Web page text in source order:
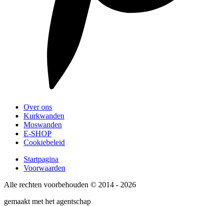
Over ons
Kurkwanden
Moswanden
E-SHOP
Cookiebeleid
Startpagina
Voorwaarden
Alle rechten voorbehouden © 2014 - 2026
gemaakt met het agentschap